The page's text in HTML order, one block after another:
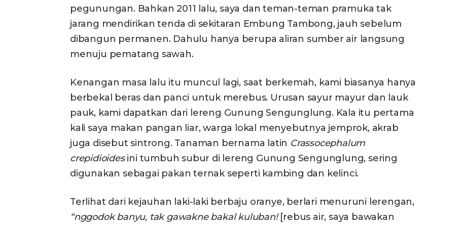
pegunungan. Bahkan 2011 lalu, saya dan teman-teman pramuka tak
jarang mendirikan tenda di sekitaran Embung Tambong, jauh sebelum
dibangun permanen. Dahulu hanya berupa aliran sumber air langsung
menuju pematang sawah.
Kenangan masa lalu itu muncul lagi, saat berkemah, kami biasanya hanya
berbekal beras dan panci untuk merebus. Urusan sayur mayur dan lauk
pauk, kami dapatkan dari lereng Gunung Sengunglung. Kala itu pertama
kali saya makan pangan liar, warga lokal menyebutnya jemprok, akrab
juga disebut sintrong. Tanaman bernama latin Crassocephalum
crepidioidesini tumbuh subur di lereng Gunung Sengunglung, sering
digunakan sebagai pakan ternak seperti kambing dan kelinci.
Terlihat dari kejauhan laki-laki berbaju oranye, berlari menuruni lerengan,
“nggodok banyu, tak gawakne bakal kuluban![rebus air, saya bawakan